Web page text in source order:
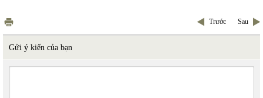
Trước Sau
Gửi ý kiến của bạn